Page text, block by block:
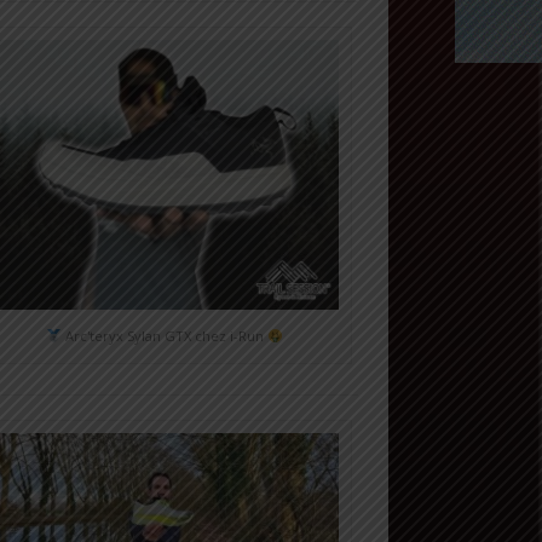
Arc'teryx Sylan GTX chez i-Run